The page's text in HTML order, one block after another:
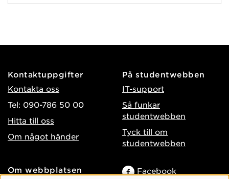
Kontaktuppgifter
Kontakta oss
Tel: 090-786 50 00
Hitta till oss
Om något händer
På studentwebben
IT-support
Så funkar
studentwebben
Tyck till om
studentwebben
Om webbplatsen Facebook